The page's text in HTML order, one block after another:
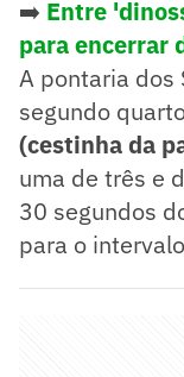
➡️ Entre
para encerrar
A pontaria dos
segundo
(cestinha da
uma de três e
30 segundos
para o